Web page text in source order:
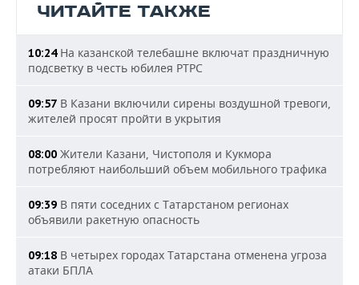
ЧИТАЙТЕ ТАКЖЕ
10:24На казанской телебашне включат праздничную
подсветку в честь юбилея РТРС
09:57 В Казани включили сирены воздушной тревоги,
жителей просят пройти в укрытия
08:00 Жители Казани, Чистополя и Кукмора
потребляют наибольший объем мобильного трафика
09:39 В пяти соседних с Татарстаном регионах
объявили ракетную опасность
09:18 В четырех городах Татарстана отменена угроза
атаки БПЛА